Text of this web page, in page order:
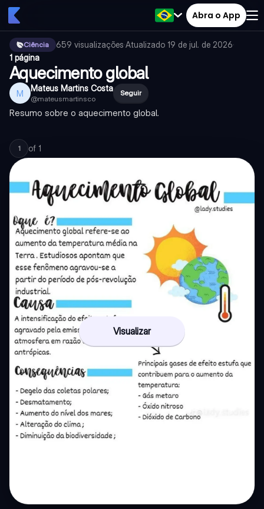
Abra o App
Ciência 659 visualizações·Atualizado 19 de jul. de 2026·
1 página
Aquecimento global
M Mateus Martins Costa
@mateusmartinsco
Seguir
Resumo sobre o aquecimento global.
1 of 1
Visualizar